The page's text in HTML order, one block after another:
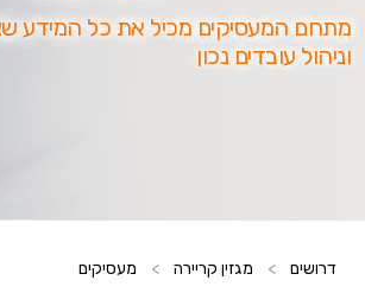
מתחם המעסיקים מכיל את כל המידע
וניהול עובדים נכון
דרושים > מגזין קריירה > מעסיקים